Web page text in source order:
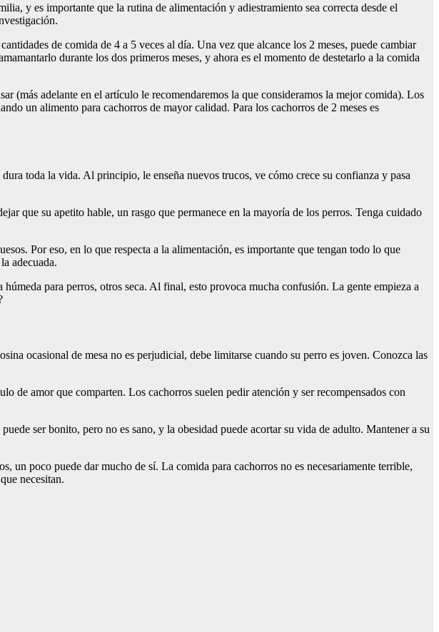
y es importante que la rutina de alimentación y adiestramiento sea correcta desde el
de comida de 4 a 5 veces al día. Una vez que alcance los 2 meses, puede cambiar
durante los dos primeros meses, y ahora es el momento de destetarlo a la comida
(más adelante en el artículo le recomendaremos la que consideramos la mejor comida). Los
un alimento para cachorros de mayor calidad. Para los cachorros de 2 meses es
toda la vida. Al principio, le enseña nuevos trucos, ve cómo crece su confianza y pasa
que su apetito hable, un rasgo que permanece en la mayoría de los perros. Tenga cuidado
Por eso, en lo que respecta a la alimentación, es importante que tengan todo lo que
adecuada.
para perros, otros seca. Al final, esto provoca mucha confusión. La gente empieza a
ocasional de mesa no es perjudicial, debe limitarse cuando su perro es joven. Conozca las
de amor que comparten. Los cachorros suelen pedir atención y ser recompensados con
ser bonito, pero no es sano, y la obesidad puede acortar su vida de adulto. Mantener a su
un poco puede dar mucho de sí. La comida para cachorros no es necesariamente terrible,
necesitan.